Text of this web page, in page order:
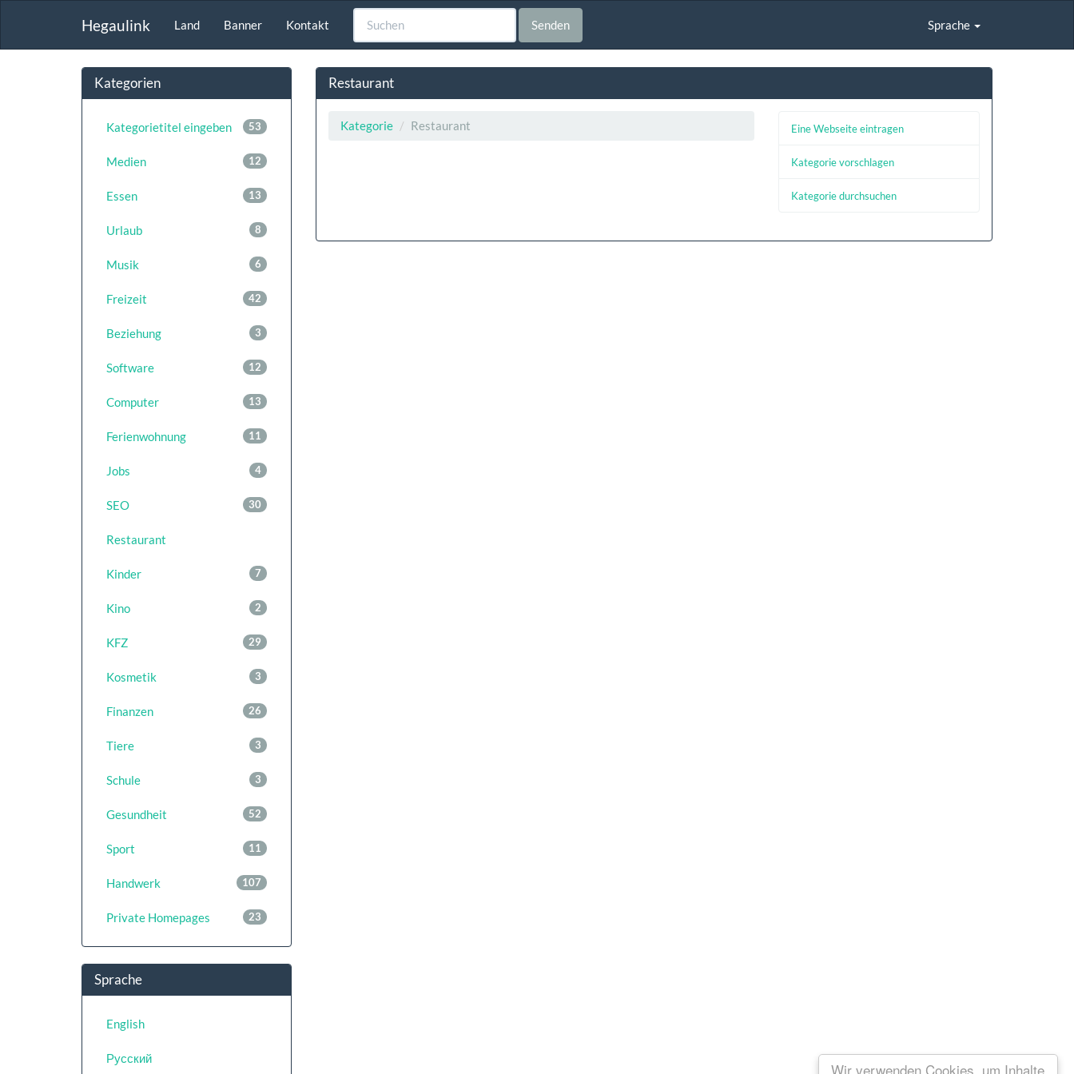
Wir verwenden Cookies, um Inhalte
Hegaulink Land Banner Kontakt Senden Sprache
Kategorien
53
Kategorietitel eingeben
12
Medien
13
Essen
8
Urlaub
6
Musik
42
Freizeit
3
Beziehung
12
Software
13
Computer
11
Ferienwohnung
4
Jobs
30
SEO
Restaurant
7
Kinder
2
Kino
29
KFZ
3
Kosmetik
26
Finanzen
3
Tiere
3
Schule
52
Gesundheit
11
Sport
107
Handwerk
23
Private Homepages
Sprache
English
Русский
Restaurant
Kategorie Restaurant Eine Webseite eintragen
Kategorie vorschlagen
Kategorie durchsuchen